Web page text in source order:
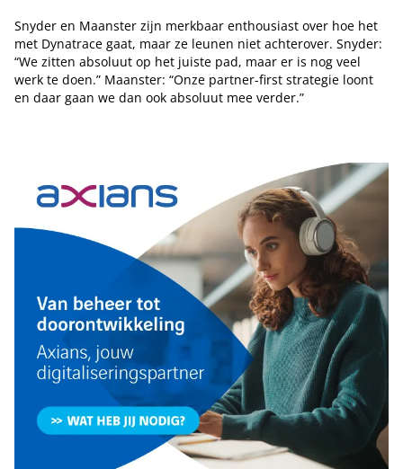
Snyder en Maanster zijn merkbaar enthousiast over hoe het
met Dynatrace gaat, maar ze leunen niet achterover. Snyder:
“We zitten absoluut op het juiste pad, maar er is nog veel
werk te doen.” Maanster: “Onze partner-first strategie loont
en daar gaan we dan ook absoluut mee verder.”